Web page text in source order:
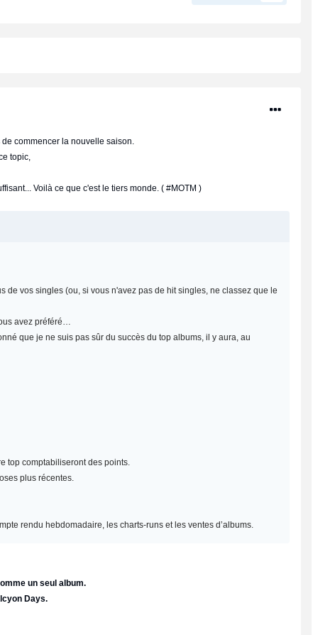
commencer la nouvelle saison.
topic,
Voilà ce que c'est le tiers monde. ( #MOTM )
de vos singles (ou, si vous n'avez pas de hit singles, ne classez que le
avez préféré…
que je ne suis pas sûr du succès du top albums, il y aura, au
top comptabiliseront des points.
plus récentes.
rendu hebdomadaire, les charts-runs et les ventes d’albums.
un seul album.
Days.